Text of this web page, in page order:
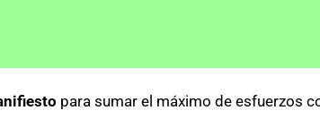
para sumar el máximo de esfuerzos